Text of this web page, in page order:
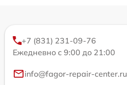
+7 (831) 231-09-76
Ежедневно с 9:00 до 21:00
info@fagor-repair-center.ru